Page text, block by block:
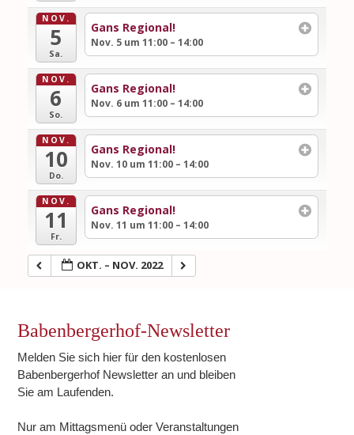
NOV.
5
Sa.
Gans Regional!
Nov. 5 um 11:00 – 14:00
NOV.
6
So.
Gans Regional!
Nov. 6 um 11:00 – 14:00
NOV.
10
Do.
Gans Regional!
Nov. 10 um 11:00 – 14:00
NOV.
11
Fr.
Gans Regional!
Nov. 11 um 11:00 – 14:00
OKT. – NOV. 2022
Babenbergerhof-Newsletter
Melden Sie sich hier für den kostenlosen
Babenbergerhof Newsletter an und bleiben
Sie am Laufenden.
Nur am Mittagsmenü oder Veranstaltungen